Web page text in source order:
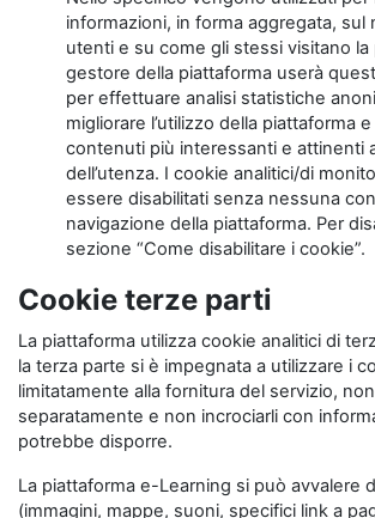
informazioni, in forma aggregata, sul
utenti e su come gli stessi visitano la
gestore della piattaforma userà
per effettuare analisi statistiche
migliorare l’utilizzo della piattaforma
contenuti più interessanti e attinenti
dell’utenza. I cookie analitici/di
essere disabilitati senza nessuna
navigazione della piattaforma. Per
sezione “Come disabilitare i cookie”.
Cookie terze parti
La piattaforma utilizza cookie analitici di
la terza parte si è impegnata a utilizzare i
limitatamente alla fornitura del servizio,
separatamente e non incrociarli con
potrebbe disporre.
La piattaforma e-Learning si può avvalere
(immagini, mappe, suoni, specifici link a